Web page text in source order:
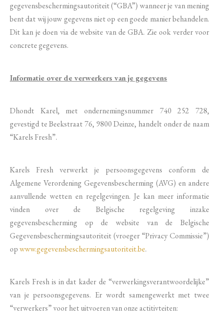
gegevensbeschermingsautoriteit (“GBA”) wanneer je van mening
bent dat wij jouw gegevens niet op een goede manier behandelen.
Dit kan je doen via de website van de GBA. Zie ook verder voor
concrete gegevens.
Informatie over de verwerkers van je gegevens
Dhondt Karel, met ondernemingsnummer 740 252 728,
gevestigd te Beekstraat 76, 9800 Deinze, handelt onder de naam
“Karels Fresh”.
Karels Fresh verwerkt je persoonsgegevens conform de
Algemene Verordening Gegevensbescherming (AVG) en andere
aanvullende wetten en regelgevingen. Je kan meer informatie
vinden over de Belgische regelgeving inzake
gegevensbescherming op de website van de Belgische
Gegevensbeschermingsautoriteit (vroeger “Privacy Commissie”)
opwww.gegevensbeschermingsautoriteit.be.
Karels Fresh is in dat kader de “verwerkingsverantwoordelijke”
van je persoonsgegevens. Er wordt samengewerkt met twee
“verwerkers” voor het uitvoeren van onze actitivteiten: